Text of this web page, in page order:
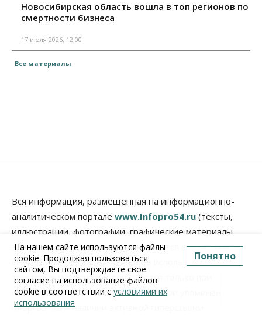
Новосибирская область вошла в топ регионов по
смертности бизнеса
17 июля 2026, 12:00
Все материалы
Вся информация, размещенная на информационно-
аналитическом портале www.Infopro54.ru (тексты,
иллюстрации, фотографии, графические материалы,
элементы дизайна, видео), охраняется в соответствии
с законодательством РФ. Любое использование
текстовых материалов допускается только при
соблюдении правил перепечатки и при упоминании
Infopro54.ru и наличии активной гиперссылки
На нашем сайте используются файлы
cookie. Продолжая пользоваться
сайтом, Вы подтверждаете свое
согласие на использование файлов
cookie в соответствии с условиями их
использования
Понятно